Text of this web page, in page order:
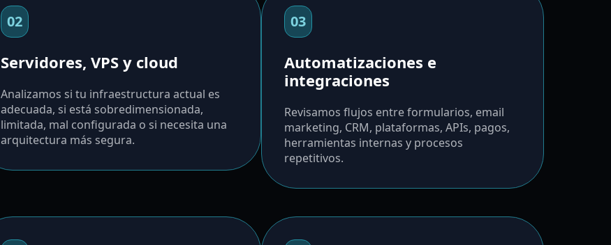
02
Servidores, VPS y cloud
Analizamos si tu infraestructura actual es
adecuada, si está sobredimensionada,
limitada, mal configurada o si necesita una
arquitectura más segura.
03
Automatizaciones e
integraciones
Revisamos flujos entre formularios, email
marketing, CRM, plataformas, APIs, pagos,
herramientas internas y procesos
repetitivos.